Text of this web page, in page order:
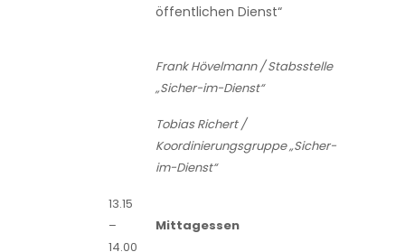
öffentlichen Dienst“
Frank Hövelmann / Stabsstelle
„Sicher-im-Dienst“
Tobias Richert /
Koordinierungsgruppe „Sicher-
im-Dienst“
13.15
–
14.00
Mittagessen